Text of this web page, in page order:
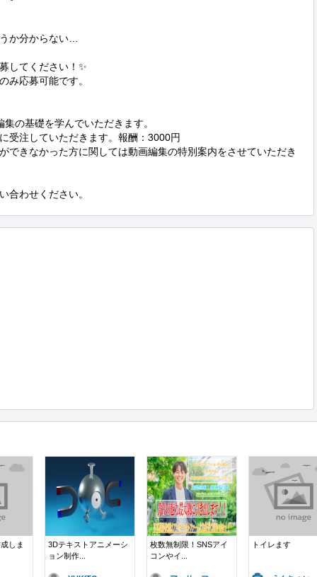
か分からない…
してください！✨
み応募可能です。
の基礎を学んでいただきます。
受注していただきます。報酬：3000円
できなかった方に関しては動画編集の特別案内をさせていただき
合わせください。
しま
3Dテキストアニメーシ
ョン制作...
枚数無制限！SNSアイ
コンやイ...
トイレます